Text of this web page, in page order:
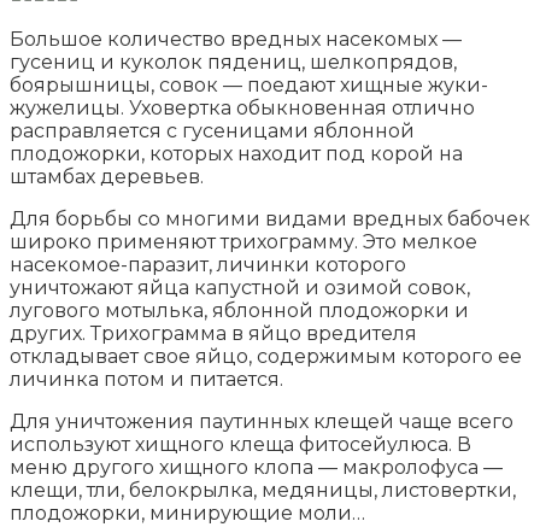
Большое количество вредных насекомых —
гусениц и куколок пядениц, шелкопрядов,
боярышницы, совок — поедают хищные жуки-
жужелицы. Уховертка обыкновенная отлично
расправляется с гусеницами яблонной
плодожорки, которых находит под корой на
штамбах деревьев.
Для борьбы со многими видами вредных бабочек
широко применяют трихограмму. Это мелкое
насекомое-паразит, личинки которого
уничтожают яйца капустной и озимой совок,
лугового мотылька, яблонной плодожорки и
других. Трихограмма в яйцо вредителя
откладывает свое яйцо, содержимым которого ее
личинка потом и питается.
Для уничтожения паутинных клещей чаще всего
используют хищного клеща фитосейулюса. В
меню другого хищного клопа — макролофуса —
клещи, тли, белокрылка, медяницы, листовертки,
плодожорки, минирующие моли…